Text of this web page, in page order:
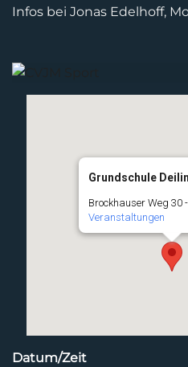
Infos bei Jonas Edelhoff,
Grundschule
Brockhauser Weg 30
Veranstaltungen
Datum/Zeit